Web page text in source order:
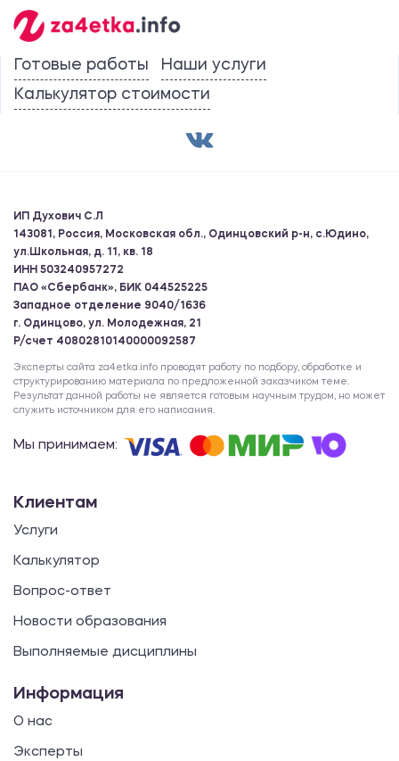
Готовые работы
Наши услуги
Калькулятор стоимости
ИП Духович С.Л
143081, Россия, Московская обл., Одинцовский р-н, с.Юдино,
ул.Школьная, д. 11, кв. 18
ИНН 503240957272
ПАО «Сбербанк», БИК 044525225
Западное отделение 9040/1636
г. Одинцово, ул. Молодежная, 21
Р/счет 40802810140000092587
Эксперты сайта za4etka.info проводят работу по подбору, обработке и
структурированию материала по предложенной заказчиком теме.
Результат данной работы не является готовым научным трудом, но может
служить источником для его написания.
Мы принимаем:
Клиентам
Услуги
Калькулятор
Вопрос-ответ
Новости образования
Выполняемые дисциплины
Информация
О нас
Эксперты